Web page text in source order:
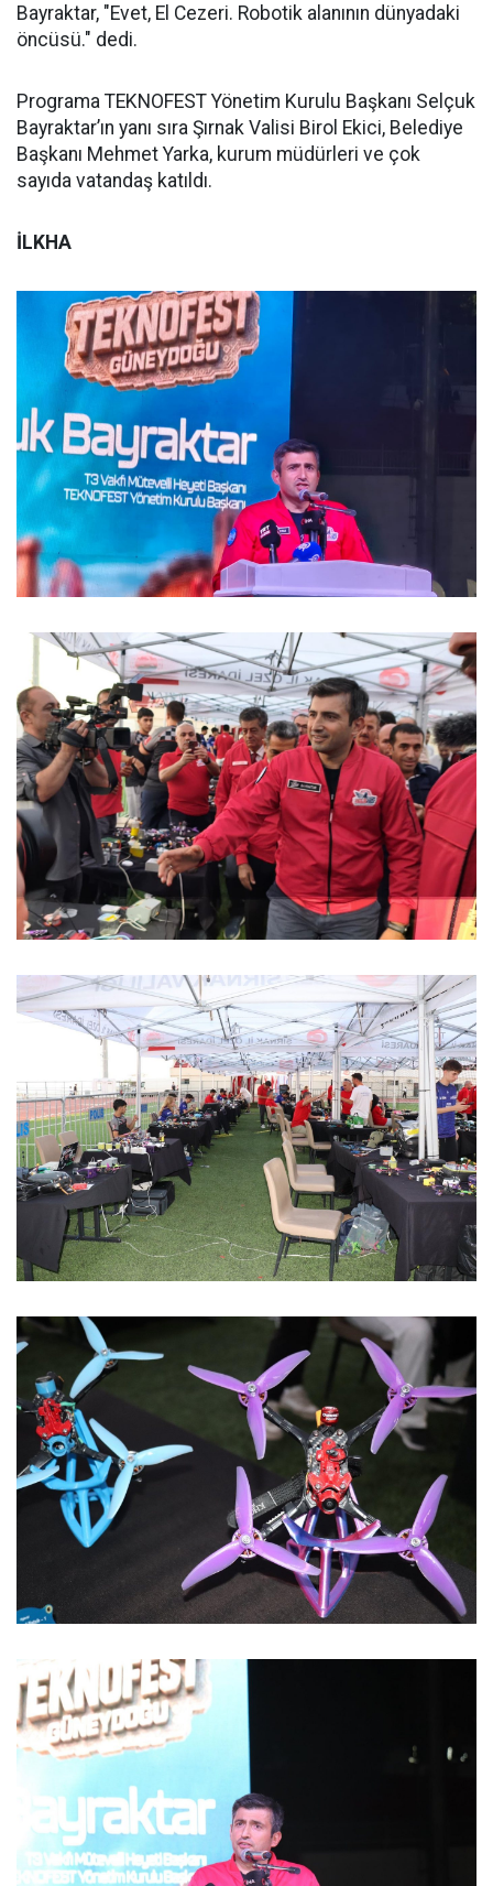
Bayraktar, "Evet, El Cezeri. Robotik alanının dünyadaki
öncüsü." dedi.
Programa TEKNOFEST Yönetim Kurulu Başkanı Selçuk
Bayraktar’ın yanı sıra Şırnak Valisi Birol Ekici, Belediye
Başkanı Mehmet Yarka, kurum müdürleri ve çok
sayıda vatandaş katıldı.
İLKHA